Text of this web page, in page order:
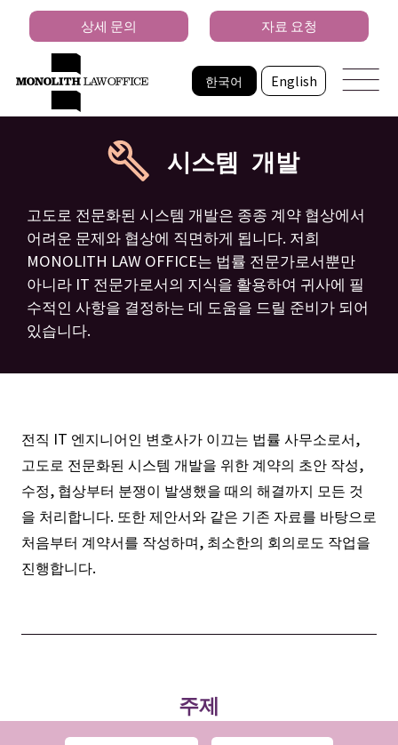
한국어 English
상세 문의 자료 요청
시스템 개발
고도로 전문화된 시스템 개발은 종종 계약 협상에서
어려운 문제와 협상에 직면하게 됩니다. 저희
MONOLITH LAW OFFICE는 법률 전문가로서뿐만
아니라 IT 전문가로서의 지식을 활용하여 귀사에 필
수적인 사항을 결정하는 데 도움을 드릴 준비가 되어
있습니다.
전직 IT 엔지니어인 변호사가 이끄는 법률 사무소로서,
고도로 전문화된 시스템 개발을 위한 계약의 초안 작성,
수정, 협상부터 분쟁이 발생했을 때의 해결까지 모든 것
을 처리합니다. 또한 제안서와 같은 기존 자료를 바탕으로
처음부터 계약서를 작성하며, 최소한의 회의로도 작업을
진행합니다.
주제